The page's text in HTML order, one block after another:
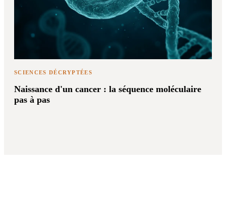
SCIENCES DÉCRYPTÉES
Naissance d'un cancer : la séquence moléculaire
pas à pas